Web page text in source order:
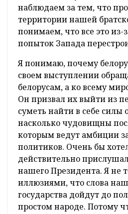
наблюдаем за тем, что
территории нашей
понимаем, что все это из-
попыток Запада
Я понимаю, почему
своем выступлении
белорусам, а ко всему
Он призвал их выйти из
суметь найти в себе силы
насколько чудовищны
которым ведут амбиции
политиков. Очень бы
действительно
нашего Президента. Я не
иллюзиями, что слова
государства дойдут до
простом народе. Потому